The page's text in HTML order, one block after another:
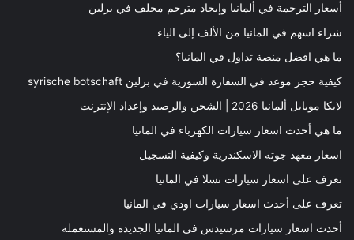
أسعار الترجمة في ألمانيا وإيجاد مترجم محلف في برلين
شراء اسهم في المانيا من الألف إلى الياء
ما هي افضل منصة تداول في المانيا؟
كيفية حجز موعد في السفارة السورية في برلين syrische botschaft
لايكا موبايل ألمانيا 2026 | الشحن والرصيد وإعداد الإنترنت
ما هي أحدث اسعار سيارات الكهرباء في المانيا
اسعار معهد جوته الاسكندرية وكيفية التسجيل
تعرف على اسعار سيارات تسلا في المانيا
تعرف على أحدث اسعار سيارات اودي في المانيا
أحدث اسعار سيارات مرسيدس في المانيا الجديدة والمستعملة